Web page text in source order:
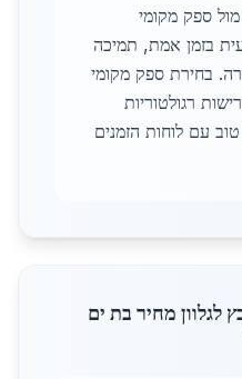
ספק מקומי
בזמן אמת, תמיכה
בחירת ספק מקומי
רגולטוריות
עם לוחות הזמנים
לגלוון מחיר בת ים